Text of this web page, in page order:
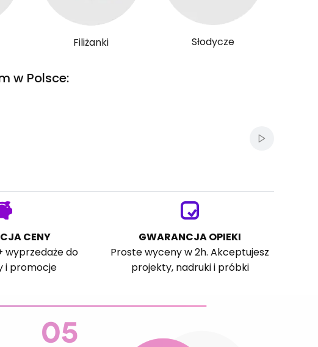
Filiżanki Słodycze
w Polsce:
Włącz
CENY
wyprzedaże do
i promocje
GWARANCJA OPIEKI
Proste wyceny w 2h. Akceptujesz
projekty, nadruki i próbki